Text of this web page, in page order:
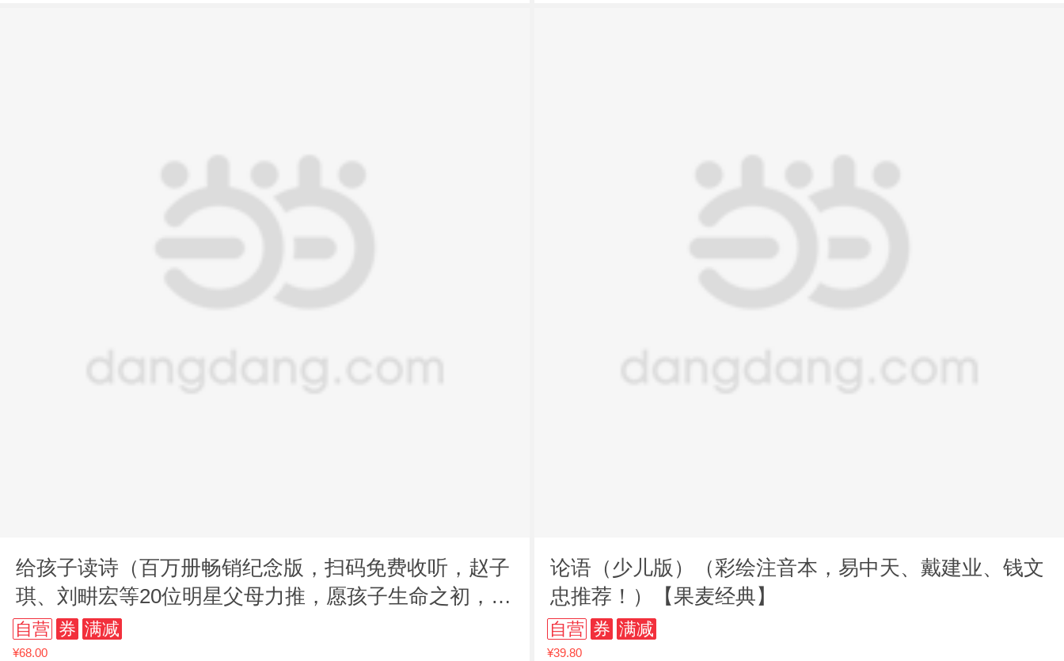
给孩子读诗（百万册畅销纪念版，扫码免费收听，赵子
琪、刘畊宏等20位明星父母力推，愿孩子生命之初，聆
听到世界上优美的语言）
自营 券 满减
¥68.00
论语（少儿版）（彩绘注音本，易中天、戴建业、钱文
忠推荐！）【果麦经典】
自营 券 满减
¥39.80